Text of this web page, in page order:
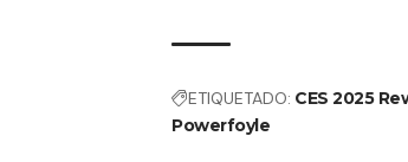
ETIQUETADO: CES 2025
Powerfoyle